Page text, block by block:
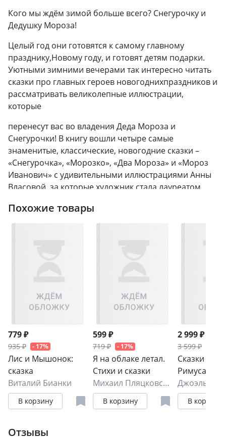
Кого мы ждём зимой больше всего? Снегурочку и
Дедушку Мороза!
Целый год они готовятся к самому главному
празднику,Новому году, и готовят детям подарки.
Уютными зимними вечерами так интересно читать
сказки про главных героев новогоднихпраздников и
рассматривать великолепные иллюстрации,
которые
перенесут вас во владения Деда Мороза и
Снегурочки! В книгу вошли четыре самые
знаменитые, классические, новогодние сказки –
«Снегурочка», «Морозко», «Два Мороза» и «Мороз
Иванович» с удивительными иллюстрациями Анны
Власовой, за которые художник стала лауреатом
году.
Похожие товары
779 ₽
935 ₽ - 17%
Лис и Мышонок:
сказка
Виталий Бианки
В корзину
599 ₽
719 ₽ - 17%
Я на облаке летал.
Стихи и сказки
Михаил Пляцковский
В корзину
2 999 ₽
3 599 ₽
Сказки
Римуса
Джоэль
В корзину
Отзывы